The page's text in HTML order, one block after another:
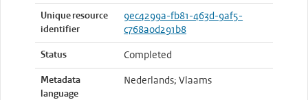
Unique resource
identifier
9ec4299a-fb81-463d-9af5-
c768a0d291b8
Status Completed
Metadata
language
Nederlands; Vlaams